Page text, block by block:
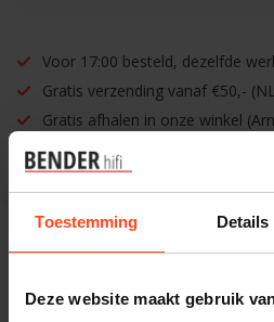
Toestemming Details
Deze website maakt gebruik
Voor 17:00 besteld, dezelfde
Gratis verzending vanaf €50,-
Gratis afhalen in onze winkel
Inruilen mogelijk!
Benieuwd naar dit